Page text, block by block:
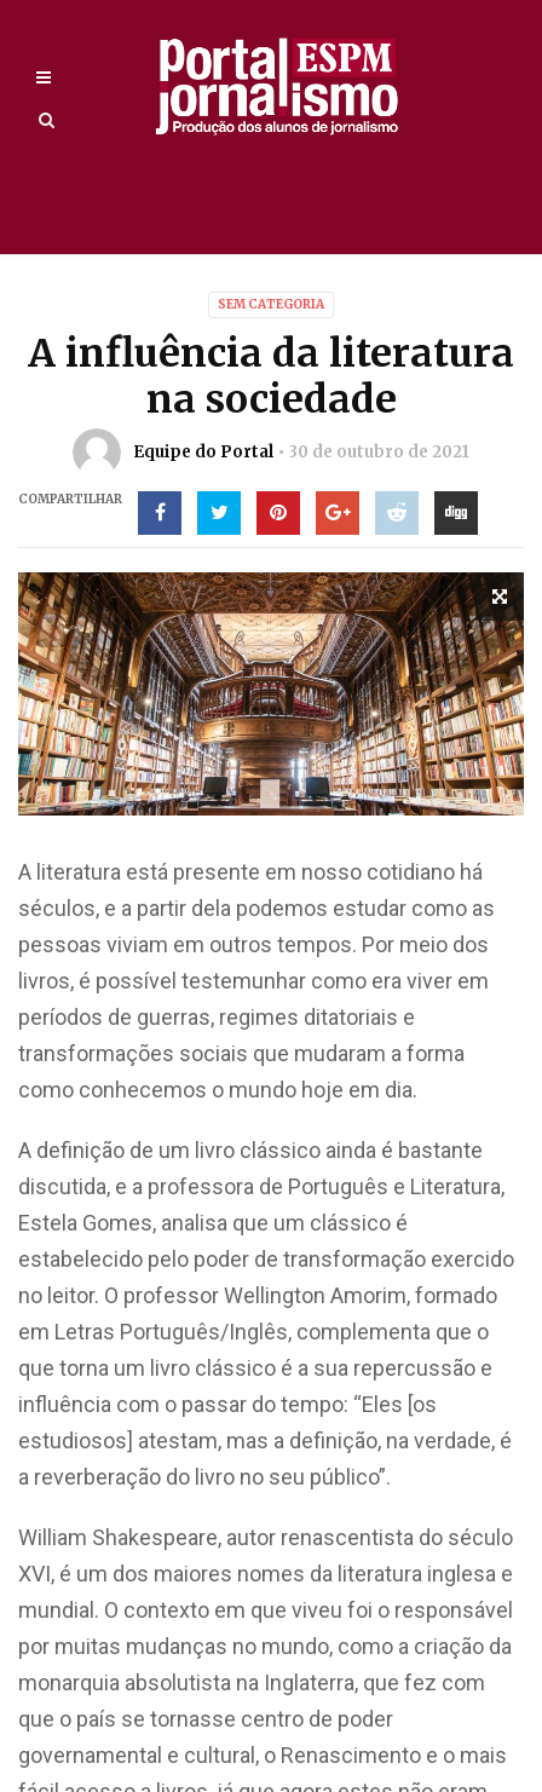
SEM CATEGORIA
A influência da literatura
na sociedade
Equipe do Portal 30 de outubro de 2021
COMPARTILHAR
A literatura está presente em nosso cotidiano há
séculos, e a partir dela podemos estudar como as
pessoas viviam em outros tempos. Por meio dos
livros, é possível testemunhar como era viver em
períodos de guerras, regimes ditatoriais e
transformações sociais que mudaram a forma
como conhecemos o mundo hoje em dia.
A definição de um livro clássico ainda é bastante
discutida, e a professora de Português e Literatura,
Estela Gomes, analisa que um clássico é
estabelecido pelo poder de transformação exercido
no leitor. O professor Wellington Amorim, formado
em Letras Português/Inglês, complementa que o
que torna um livro clássico é a sua repercussão e
influência com o passar do tempo: “Eles [os
estudiosos] atestam, mas a definição, na verdade, é
a reverberação do livro no seu público”.
William Shakespeare, autor renascentista do século
XVI, é um dos maiores nomes da literatura inglesa e
mundial. O contexto em que viveu foi o responsável
por muitas mudanças no mundo, como a criação da
monarquia absolutista na Inglaterra, que fez com
que o país se tornasse centro de poder
governamental e cultural, o Renascimento e o mais